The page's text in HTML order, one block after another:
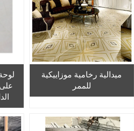
ميدالية رخامية موزاييكية
للممر